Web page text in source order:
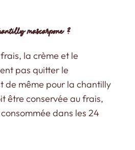
mascarpone ?
la crème et le
pas quitter le
de même pour la chantilly
être conservée au frais,
dans les 24